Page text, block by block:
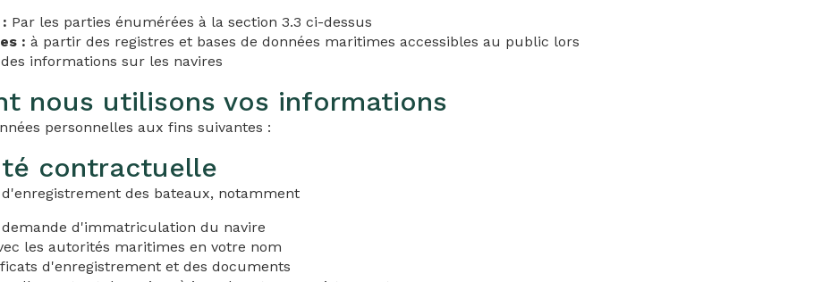
Par les parties énumérées à la section 3.3 ci-dessus
: à partir des registres et bases de données maritimes accessibles au public lors
informations sur les navires
nous utilisons vos informations
personnelles aux fins suivantes :
contractuelle
des bateaux, notamment
d'immatriculation du navire
les autorités maritimes en votre nom
d'enregistrement et des documents